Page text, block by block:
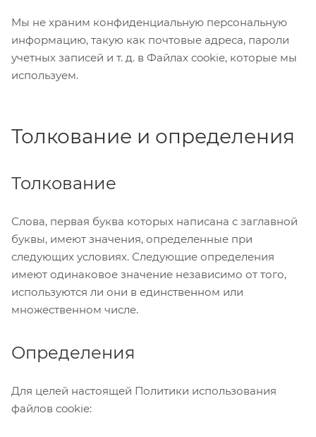
Мы не храним конфиденциальную персональную
информацию, такую ​​как почтовые адреса, пароли
учетных записей и т. д. в Файлах cookie, которые мы
используем.
Толкование и определения
Толкование
Слова, первая буква которых написана с заглавной
буквы, имеют значения, определенные при
следующих условиях. Следующие определения
имеют одинаковое значение независимо от того,
используются ли они в единственном или
множественном числе.
Определения
Для целей настоящей Политики использования
файлов cookie: